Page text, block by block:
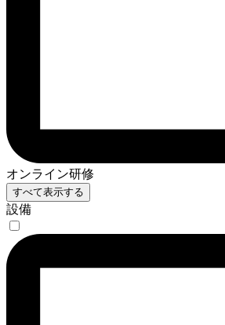
オンライン研修
すべて表示する
設備